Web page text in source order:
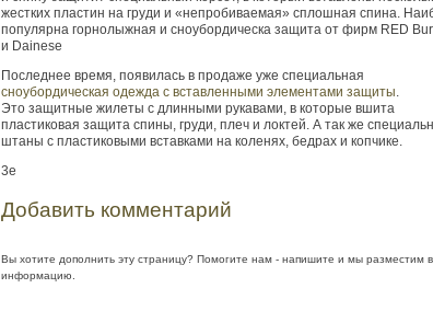
жестких пластин на груди и «непробиваемая» сплошная спина.
популярна горнолыжная и сноубордическа защита от фирм RED
и Dainese
Последнее время, появилась в продаже уже специальная
сноубордическая одежда с вставленными элементами защиты.
Это защитные жилеты с длинными рукавами, в которые вшита
пластиковая защита спины, груди, плеч и локтей. А так же
штаны с пластиковыми вставками на коленях, бедрах и копчике.
3e
Добавить комментарий
Вы хотите дополнить эту страницу? Помогите нам - напишите и мы разместим
информацию.